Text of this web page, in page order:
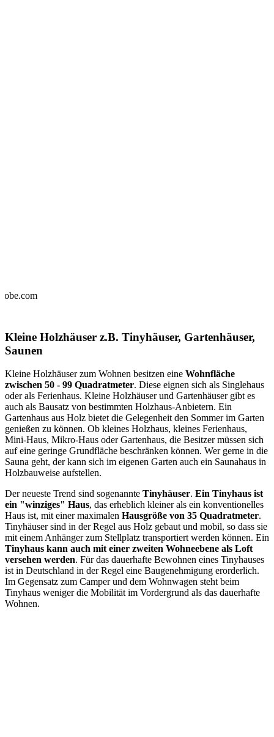
Kleine Holzhäuser z.B. Tinyhäuser, Gartenhäuser,
Saunen
Kleine Holzhäuser zum Wohnen besitzen eine Wohnfläche
zwischen 50 - 99 Quadratmeter. Diese eignen sich als Singlehaus
oder als Ferienhaus. Kleine Holzhäuser und Gartenhäuser gibt es
auch als Bausatz von bestimmten Holzhaus-Anbietern. Ein
Gartenhaus aus Holz bietet die Gelegenheit den Sommer im Garten
genießen zu können. Ob kleines Holzhaus, kleines Ferienhaus,
Mini-Haus, Mikro-Haus oder Gartenhaus, die Besitzer müssen sich
auf eine geringe Grundfläche beschränken können. Wer gerne in die
Sauna geht, der kann sich im eigenen Garten auch ein Saunahaus in
Holzbauweise aufstellen.
Der neueste Trend sind sogenannte Tinyhäuser. Ein Tinyhaus ist
ein "winziges" Haus, das erheblich kleiner als ein konventionelles
Haus ist, mit einer maximalen Hausgröße von 35 Quadratmeter.
Tinyhäuser sind in der Regel aus Holz gebaut und mobil, so dass sie
mit einem Anhänger zum Stellplatz transportiert werden können. Ein
Tinyhaus kann auch mit einer zweiten Wohneebene als Loft
versehen werden. Für das dauerhafte Bewohnen eines Tinyhauses
ist in Deutschland in der Regel eine Baugenehmigung erorderlich.
Im Gegensatz zum Camper und dem Wohnwagen steht beim
Tinyhaus weniger die Mobilität im Vordergrund als das dauerhafte
Wohnen.